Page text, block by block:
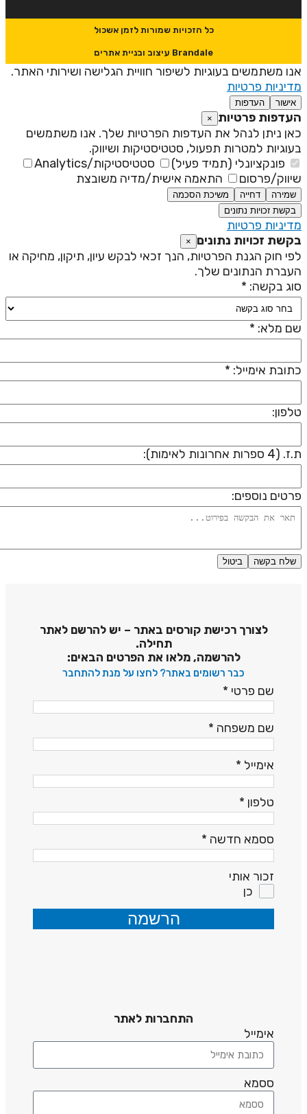
כל הזכויות שמורות לזמן אשכול
Brandale עיצוב ובניית אתרים
משתמשים בעוגיות לשיפור חוויית הגלישה ושירותי האתר.
פרטיות
אישור העדפות
פרטיות ×
ניתן לנהל את העדפות הפרטיות שלך. אנו משתמשים
למטרות תפעול, סטטיסטיקות ושיווק.
פונקציונלי (תמיד פעיל)
סטטיסטיקות/Analytics
פרסום
התאמה אישית/מדיה משובצת
שמירה דחייה
משיכת הסכמה
בקשת זכויות נתונים
פרטיות
זכויות נתונים ×
חוק הגנת הפרטיות, הנך זכאי לבקש עיון, תיקון, מחיקה או
הנתונים שלך.
בקשה: *
מלא: *
אימייל: *
ספרות אחרונות לאימות):
נוספים:
שלח בקשה ביטול
לצורך רכישת קורסים באתר – יש להרשם לאתר
תחילה.
להרשמה, מלאו את הפרטים הבאים:
כבר רשומים באתר? לחצו על מנת להתחבר
שם פרטי*
שם משפחה*
אימייל*
טלפון*
ססמא חדשה*
זכור אותי
כן
הרשמה
התחברות לאתר
אימייל
ססמא